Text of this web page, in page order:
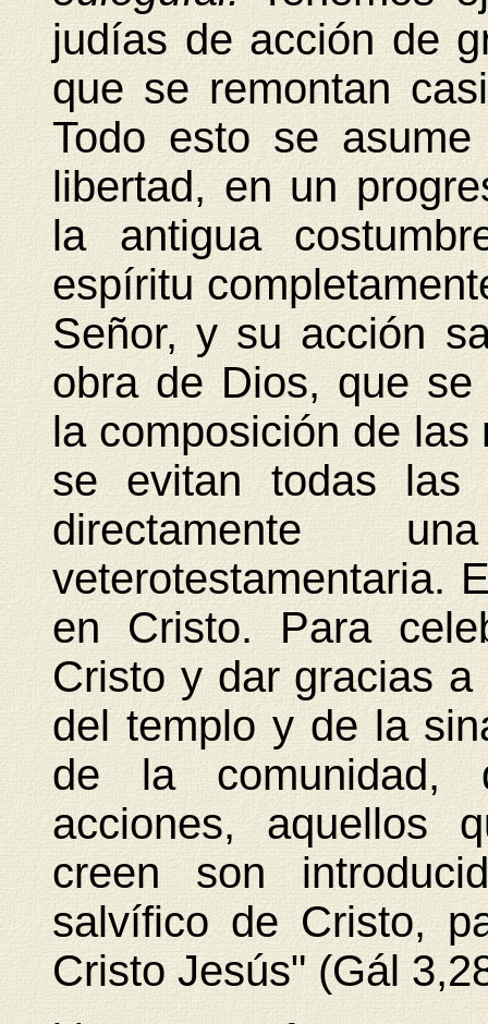
judías de acción de
que se remontan
Todo esto se
libertad, en un
la antigua
espíritu
Señor, y su acción
obra de Dios, que
la composición de
se evitan todas las
directamente
veterotestamentaria.
en Cristo. Para
Cristo y dar gracias
del templo y de la
de la comunidad,
acciones, aquellos
creen son
salvífico de Cristo,
Cristo Jesús" (Gál